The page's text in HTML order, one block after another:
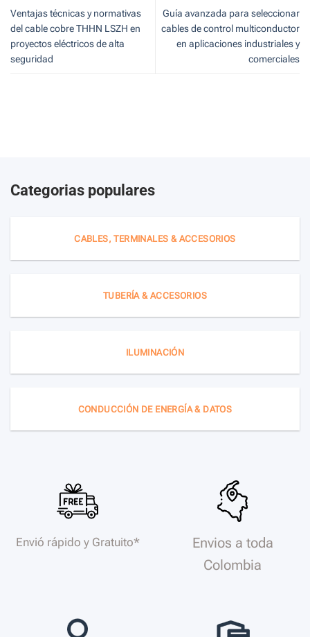
Ventajas técnicas y normativas
del cable cobre THHN LSZH en
proyectos eléctricos de alta
seguridad
Guía avanzada para seleccionar
cables de control multiconductor
en aplicaciones industriales y
comerciales
Categorias populares
CABLES, TERMINALES & ACCESORIOS
TUBERÍA & ACCESORIOS
ILUMINACIÓN
CONDUCCIÓN DE ENERGÍA & DATOS
Envió rápido y Gratuito*
Envios a toda
Colombia